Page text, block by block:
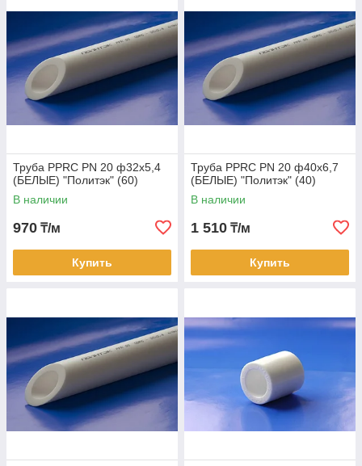
Труба PPRC PN 20 ф32х5,4
(БЕЛЫЕ) "Политэк" (60)
В наличии
970 ₸/м
Купить
Труба PPRC PN 20 ф40х6,7
(БЕЛЫЕ) "Политэк" (40)
В наличии
1 510 ₸/м
Купить